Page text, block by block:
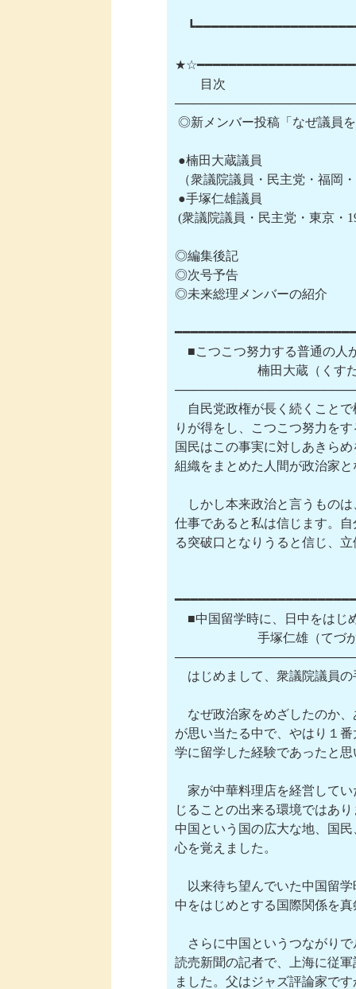
目次
◎新メンバー投稿「なぜ議員
●楠田大蔵議員
（衆議院議員・民主党・福岡
●手塚仁雄議員
(衆議院議員・民主党・東京・
◎編集後記
◎次号予告
◎未来総理メンバーの紹介
■こつこつ努力する普通の人
楠田大蔵（くすだだい
自民党政権が長く続くことで
りが得をし、こつこつ努力を
国民はこの事実に対しあきら
組織をまとめた人間が政治家
しかし本来政治と言うものは
仕事であると私は信じます。
る突破口となりうると信じ、
■中国留学時に、日中をはじ
　　　　      手塚仁雄（
はじめまして、衆議院議員の
なぜ政治家をめざしたのか、
が思い当たる中で、やはり１
学に留学した経験であったと思
家が中華料理店を経営してい
じることの出来る環境ではあ
中国という国の広大な地、国
心を覚えました。
以来待ち望んでいた中国留学
中をはじめとする国際関係を
さらに中国というつながりで
読売新聞の記者で、上海に従
ました。父はジャズ評論家で